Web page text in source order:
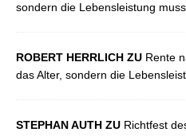
sondern die Lebensleistung
ROBERT HERRLICH ZU Rente
das Alter, sondern die
STEPHAN AUTH ZU Richtfest